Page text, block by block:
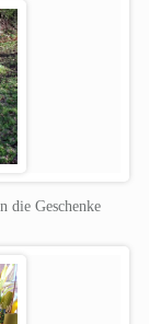
die Geschenke